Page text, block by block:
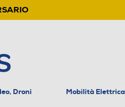
Droni Mobilità Elettrica